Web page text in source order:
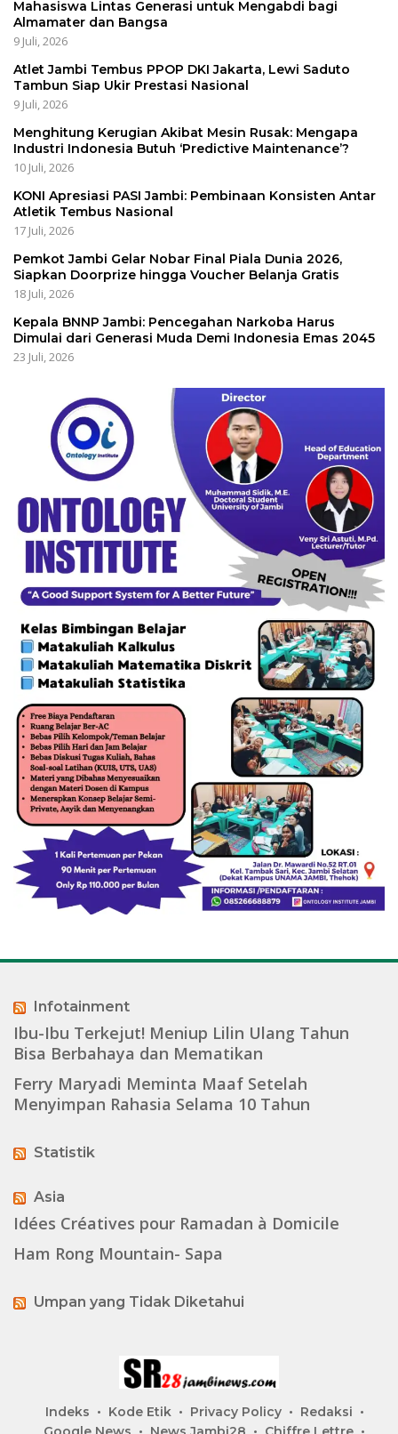
Mahasiswa Lintas Generasi untuk Mengabdi bagi
Almamater dan Bangsa
9 Juli, 2026
Atlet Jambi Tembus PPOP DKI Jakarta, Lewi Saduto
Tambun Siap Ukir Prestasi Nasional
9 Juli, 2026
Menghitung Kerugian Akibat Mesin Rusak: Mengapa
Industri Indonesia Butuh ‘Predictive Maintenance’?
10 Juli, 2026
KONI Apresiasi PASI Jambi: Pembinaan Konsisten Antar
Atletik Tembus Nasional
17 Juli, 2026
Pemkot Jambi Gelar Nobar Final Piala Dunia 2026,
Siapkan Doorprize hingga Voucher Belanja Gratis
18 Juli, 2026
Kepala BNNP Jambi: Pencegahan Narkoba Harus
Dimulai dari Generasi Muda Demi Indonesia Emas 2045
23 Juli, 2026
Infotainment
Ibu-Ibu Terkejut! Meniup Lilin Ulang Tahun
Bisa Berbahaya dan Mematikan
Ferry Maryadi Meminta Maaf Setelah
Menyimpan Rahasia Selama 10 Tahun
Statistik
Asia
Idées Créatives pour Ramadan à Domicile
Ham Rong Mountain- Sapa
Umpan yang Tidak Diketahui
Indeks Kode Etik Privacy Policy
Redaksi